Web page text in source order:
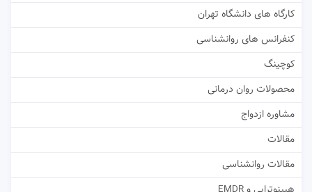
کارگاه های دانشگاه تهران
کنفرانس های روانشناسی
کوچینگ
محصولات روان درمانی
مشاوره ازدواج
مقالات
مقالات روانشناسی